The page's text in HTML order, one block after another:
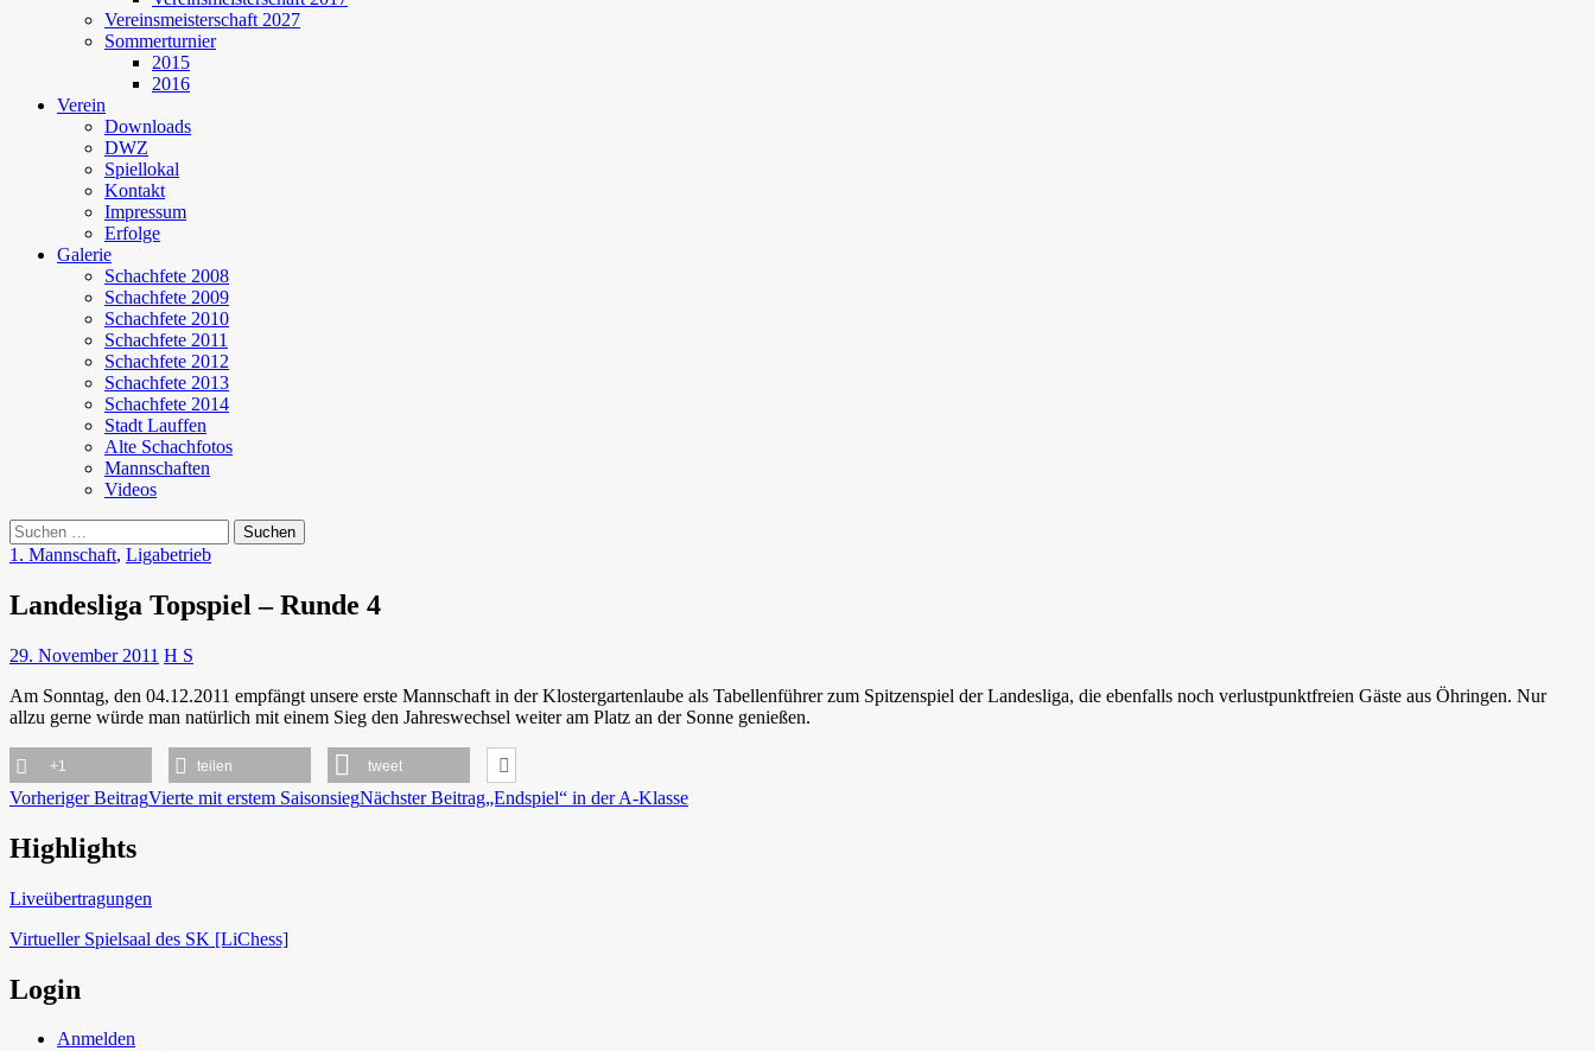
Vereinsmeisterschaft 2027
Sommerturnier
2015
2016
Verein
Downloads
DWZ
Spiellokal
Kontakt
Impressum
Erfolge
Galerie
Schachfete 2008
Schachfete 2009
Schachfete 2010
Schachfete 2011
Schachfete 2012
Schachfete 2013
Schachfete 2014
Stadt Lauffen
Alte Schachfotos
Mannschaften
Videos
Suchen
nach:
1. Mannschaft, Ligabetrieb
Landesliga Topspiel – Runde 4
29. November 2011 H S
Am Sonntag, den 04.12.2011 empfängt unsere erste Mannschaft in der Klostergartenlaube als Tabellenführer zum Spitzenspiel der Landesliga, die ebenfalls noch verlustpunktfreien Gäste aus Öhringen. Nur
allzu gerne würde man natürlich mit einem Sieg den Jahreswechsel weiter am Platz an der Sonne genießen.
+1 teilen tweet
Beitragsnavigation
Vorheriger BeitragVierte mit erstem SaisonsiegNächster Beitrag„Endspiel“ in der A-Klasse
Schach in Lauffen
Highlights
Liveübertragungen
Virtueller Spielsaal des SK [LiChess]
Login
Anmelden